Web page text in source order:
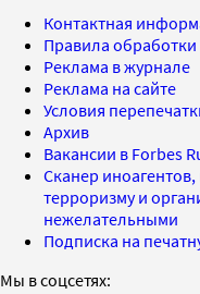
Контактная
Правила обработки
Реклама в журнале
Реклама на сайте
Условия
Архив
Вакансии в Forbes
Сканер
терроризму и
нежелательными
Подписка на
Мы в соцсетях: